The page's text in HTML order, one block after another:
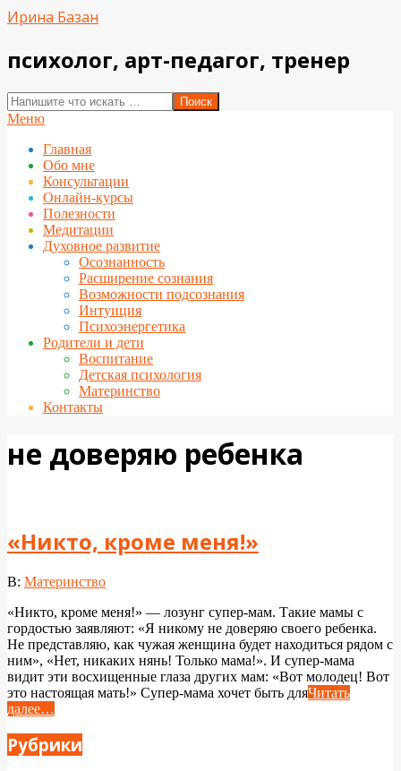
Перейти
Ирина Базан
психолог, арт-педагог, тренер
Поиск
Вторичное
навигации
Меню
Главная
Обо мне
Консультации
Онлайн-курсы
Полезности
Медитации
Духовное развитие
Осознанность
Расширение сознания
Возможности подсознания
Интуиция
Психоэнергетика
Родители и дети
Воспитание
Детская психология
Материнство
Контакты
не доверяю ребенка
«Никто, кроме меня!»
2023-
23
В: Материнство
«Никто, кроме меня!» — лозунг супер-мам. Такие мамы с
гордостью заявляют: «Я никому не доверяю своего ребенка.
Не представляю, как чужая женщина будет находиться рядом с
ним», «Нет, никаких нянь! Только мама!». И супер-мама
видит эти восхищенные глаза других мам: «Вот молодец! Вот
это настоящая мать!» Супер-мама хочет быть дляЧитать
далее…
Рубрики